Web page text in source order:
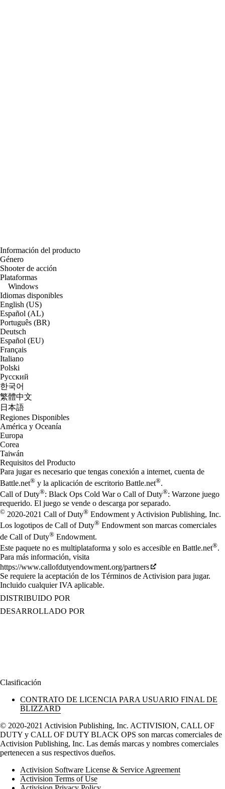
Información del producto
Género
Shooter de acción
Plataformas
Windows
Idiomas disponibles
English (US)
Español (AL)
Português (BR)
Deutsch
Español (EU)
Français
Italiano
Polski
Русский
한국어
繁體中文
日本語
Regiones Disponibles
América y Oceanía
Europa
Corea
Taiwán
Requisitos del Producto
Para jugar es necesario que tengas conexión a internet, cuenta de
Battle.net® y la aplicación de escritorio Battle.net®.
Call of Duty®: Black Ops Cold War o Call of Duty®: Warzone juego
requerido. El juego se vende o descarga por separado.
© 2020-2021 Call of Duty® Endowment y Activision Publishing, Inc.
Los logotipos de Call of Duty® Endowment son marcas comerciales
de Call of Duty® Endowment.
Este paquete no es multiplataforma y solo es accesible en Battle.net®.
Para más información, visita
https://www.callofdutyendowment.org/partners
Se requiere la aceptación de los Términos de Activision para jugar.
Incluido cualquier IVA aplicable.
DISTRIBUIDO POR
DESARROLLADO POR
Clasificación
CONTRATO DE LICENCIA PARA USUARIO FINAL DE
BLIZZARD
© 2020-2021 Activision Publishing, Inc. ACTIVISION, CALL OF
DUTY y CALL OF DUTY BLACK OPS son marcas comerciales de
Activision Publishing, Inc. Las demás marcas y nombres comerciales
pertenecen a sus respectivos dueños.
Activision Software License & Service Agreement
Activision Terms of Use